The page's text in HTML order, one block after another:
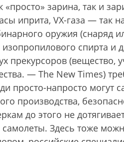
зарина, так и
иприта, VX-газа — так
оружия (снаряд
спирта и
прекурсоров (вещество,
— The New Times)
просто-напросто могут
производства,
до этого не
Здесь тоже